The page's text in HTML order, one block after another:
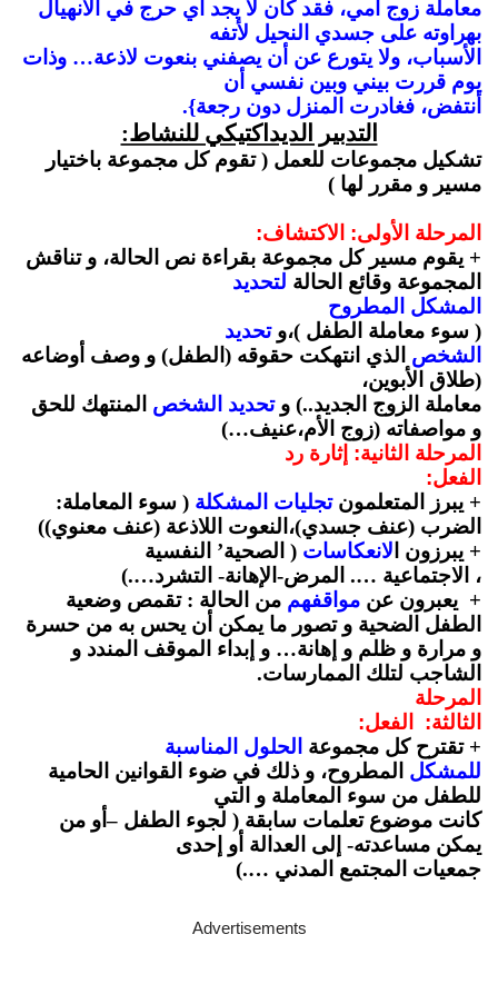
معاملة زوج أمي، فقد كان لا يجد أي حرج في الانهيال
بهراوته على جسدي النحيل لأتفه
الأسباب، ولا يتورع عن أن يصفني بنعوت لاذعة… وذات
يوم قررت بيني وبين نفسي أن
أنتفض، فغادرت المنزل دون رجعة}.
التدبير الديداكتيكي للنشاط:
تشكيل مجموعات للعمل ( تقوم كل مجموعة باختيار
مسير و مقرر لها )
المرحلة الأولى: الاكتشاف:
+ يقوم مسير كل مجموعة بقراءة نص الحالة، و تناقش
المجموعة وقائع الحالة لتحديد
المشكل المطروح
( سوء معاملة الطفل )،و تحديد
الشخص الذي انتهكت حقوقه (الطفل) و وصف أوضاعه
(طلاق الأبوين،
معاملة الزوج الجديد..) و تحديد الشخص المنتهك للحق
و مواصفاته (زوج الأم،عنيف…)
المرحلة الثانية: إثارة رد
الفعل:
+ يبرز المتعلمونتجليات المشكلة ( سوء المعاملة:
الضرب (عنف جسدي)،النعوت اللاذعة (عنف معنوي))
+ يبرزون ا لانعكاسات ( الصحية’ النفسية
، الاجتماعية …. المرض-الإهانة- التشرد….)
+ يعبرون عن مواقفهم من الحالة : تقمص وضعية
الطفل الضحية و تصور ما يمكن أن يحس به من حسرة
و مرارة و ظلم و إهانة… و إبداء الموقف المندد و
الشاجب لتلك الممارسات.
المرحلة
الثالثة: الفعل:
+ تقترح كل مجموعة الحلول المناسبة
للمشكل المطروح، و ذلك في ضوء القوانين الحامية
للطفل من سوء المعاملة و التي
كانت موضوع تعلمات سابقة ( لجوء الطفل –أو من
يمكن مساعدته- إلى العدالة أو إحدى
جمعيات المجتمع المدني ….)
Advertisements